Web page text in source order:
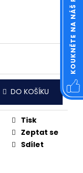
DO KOŠÍKU
Tisk
Zeptat se
Sdílet